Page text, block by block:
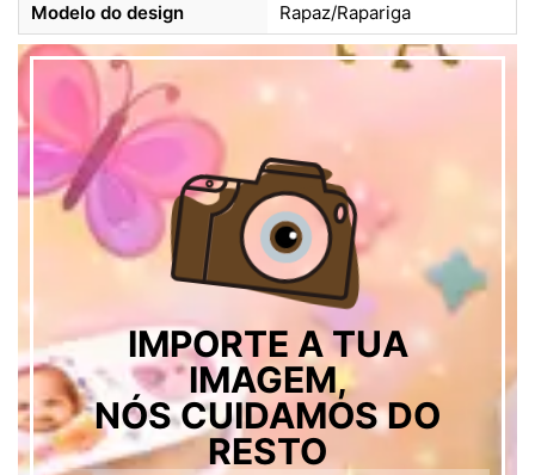
Modelo do design Rapaz/Rapariga
IMPORTE A TUA
IMAGEM,
NÓS CUIDAMOS DO
RESTO